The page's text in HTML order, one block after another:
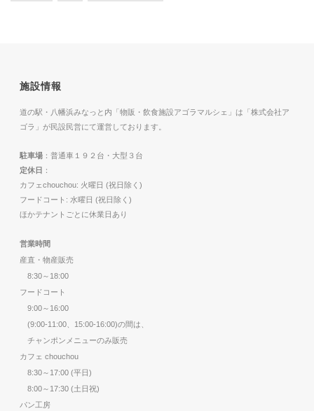
施設情報
道の駅・八幡浜みなっと内「物販・飲食施設アゴラマルシェ」は「株式会社ア
ゴラ」が民設民営にて運営しております。
駐車場 ：普通車１９２台・大型３台
定休日 ：
カフェchouchou: 火曜日 (祝日除く)
フードコート: 水曜日 (祝日除く)
ほかテナントごとに休業日あり
営業時間
産直・物産販売
8:30～18:00
フードコート
9:00～16:00
(9:00-11:00、15:00-16:00)の間は、
チャンポンメニューのみ販売
カフェ chouchou
8:30～17:00 (平日)
8:00～17:30 (土日祝)
パン工房